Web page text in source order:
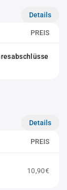
Details
PREIS
Details
PREIS
10,90€